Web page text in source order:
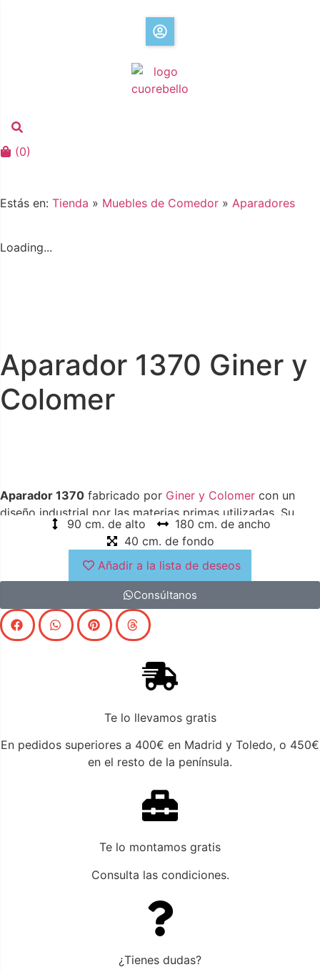
(0)
Estás en: Tienda » Muebles de Comedor » Aparadores
Loading...
Aparador 1370 Giner y
Colomer
Aparador 1370 fabricado por Giner y Colomer con un
diseño industrial por las materias primas utilizadas. Su
interior está distribuido de forma correcta para conseguir
una organización óptima
90 cm. de alto
180 cm. de ancho
40 cm. de fondo
Añadir a la lista de deseos
Consúltanos
Te lo llevamos gratis
En pedidos superiores a 400€ en Madrid y Toledo, o 450€
en el resto de la península.
Te lo montamos gratis
Consulta las condiciones.
¿Tienes dudas?